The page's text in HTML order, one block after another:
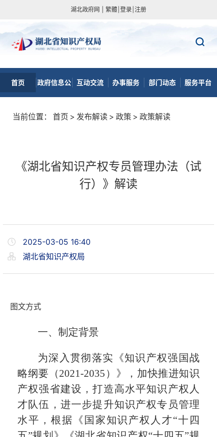
湖北政府网 繁體 登录 注册
首页 政府信息公 互动交流 办事服务 部门动态 服务平台
当前位置： 首页 > 发布解读 > 政策 > 政策解读
《湖北省知识产权专员管理办法（试
行）》解读
2025-03-05 16:40
湖北省知识产权局
图文方式
一、制定背景
为深入贯彻落实《知识产权强国战
略纲要（2021-2035）》，加快推进知识
产权强省建设，打造高水平知识产权人
才队伍，进一步提升知识产权专员管理
水平，根据《国家知识产权人才“十四